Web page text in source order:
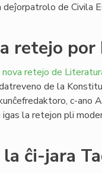
de Civila
retejo
nova retejo de
de la
c-ano
la retejon pli
ĉi-jara